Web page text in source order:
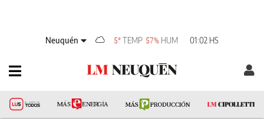
Neuquén 5°TEMP 57% HUM 01:02 HS